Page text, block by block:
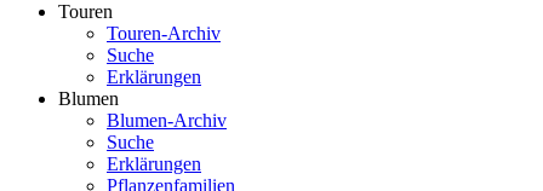
Touren
Touren-Archiv
Suche
Erklärungen
Blumen
Blumen-Archiv
Suche
Erklärungen
Pflanzenfamilien